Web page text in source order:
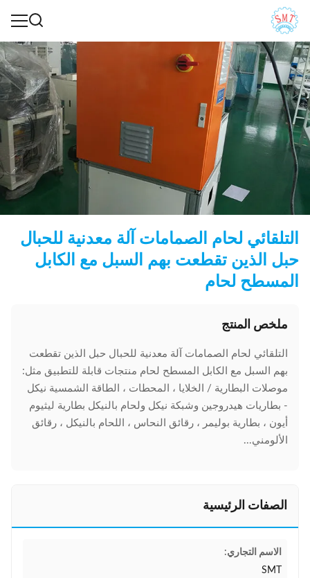
التلقائي لحام الصمامات آلة معدنية للحبال
حبل الذين تقطعت بهم السبل مع الكابل
المسطح لحام
ملخص المنتج
التلقائي لحام الصمامات آلة معدنية للحبال حبل الذين تقطعت
بهم السبل مع الكابل المسطح لحام منتجات قابلة للتطبيق مثل:
موصلات البطارية / الخلايا ، المحطات ، الطاقة الشمسية نيكل
- بطاريات هيدروجين وشبكة نيكل ولحام بالنيكل بطارية ليثيوم
أيون ، بطارية بوليمر ، رقائق النحاس ، اللحام بالنيكل ، رقائق
الألومني...
الصفات الرئيسية
الاسم التجاري:
SMT